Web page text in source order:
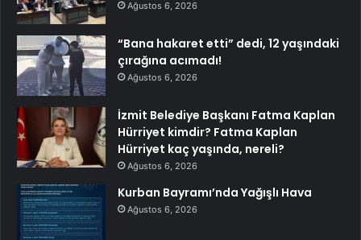
Ağustos 6, 2026
“Bana hakaret etti” dedi, 12 yaşındaki
çırağına acımadı!
Ağustos 6, 2026
İzmit Belediye Başkanı Fatma Kaplan
Hürriyet kimdir? Fatma Kaplan
Hürriyet kaç yaşında, nereli?
Ağustos 6, 2026
Kurban Bayramı’nda Yağışlı Hava
Ağustos 6, 2026